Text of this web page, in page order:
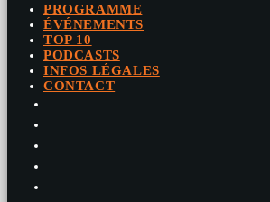
PROGRAMME
ÉVÉNEMENTS
TOP 10
PODCASTS
INFOS LÉGALES
CONTACT